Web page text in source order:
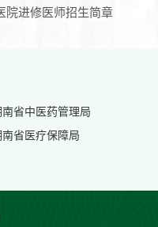
院进修医师招生简章
南省中医药管理局
南省医疗保障局